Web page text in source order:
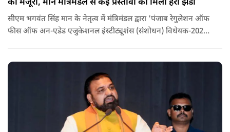
को मंजूरी, मान मंत्रिमंडल से कई प्रस्तावों को मिली हरी झंडी
सीएम भगवंत सिंह मान के नेतृत्व में मंत्रिमंडल द्वारा 'पंजाब रेगुलेशन ऑफ
फीस ऑफ अन-एडेड एजुकेशनल इंस्टीट्यूशंस (संशोधन) विधेयक-2026'
अन्य प्रस्तावों को भी मंजूरी दी गई है.